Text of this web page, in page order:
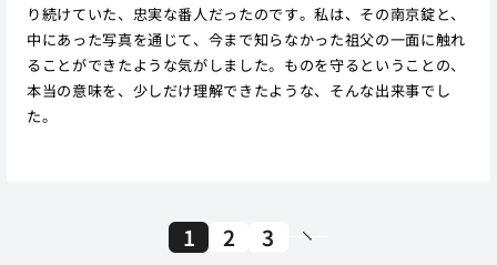
り続けていた、忠実な番人だったのです。私は、その南京錠と、
中にあった写真を通じて、今まで知らなかった祖父の一面に触れ
ることができたような気がしました。ものを守るということの、
本当の意味を、少しだけ理解できたような、そんな出来事でし
た。
1 2 3